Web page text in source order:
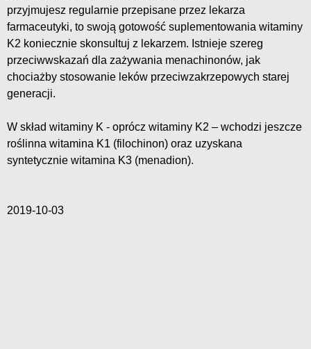
przyjmujesz regularnie przepisane przez lekarza
farmaceutyki, to swoją gotowość suplementowania witaminy
K2 koniecznie skonsultuj z lekarzem. Istnieje szereg
przeciwwskazań dla zażywania menachinonów, jak
chociażby stosowanie leków przeciwzakrzepowych starej
generacji.
W skład witaminy K - oprócz witaminy K2 – wchodzi jeszcze
roślinna witamina K1 (filochinon) oraz uzyskana
syntetycznie witamina K3 (menadion).
2019-10-03